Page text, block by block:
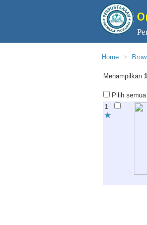
Home
Menampilkan
Pilih
1